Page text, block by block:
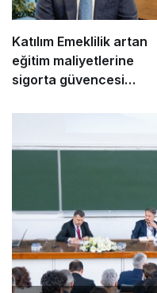
Katılım Emeklilik artan
eğitim maliyetlerine
sigorta güvencesi